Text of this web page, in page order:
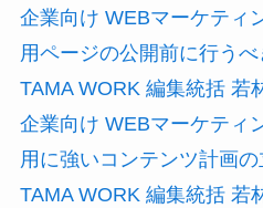
企業向け WEBマーケティ
用ページの公開前に行うべ
TAMA WORK 編集統括 若
企業向け WEBマーケティ
用に強いコンテンツ計画の
TAMA WORK 編集統括 若